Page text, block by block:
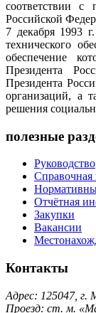
соответствии с
Российской
7 декабря 1993
технического
обеспечение
Президента
Президента
организаций, а
решения
полезные
Руководство
Отчётная
Закупки
Вакансии
Контакты
Адрес: 125047, г.
Проезд: ст. м.